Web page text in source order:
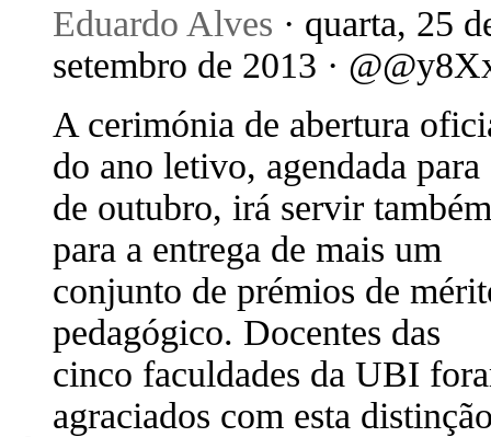
Eduardo Alves · quarta, 25
setembro de 2013 ·
A cerimónia de abertura
do ano letivo, agendada para
de outubro, irá servir também
para a entrega de mais um
conjunto de prémios de
pedagógico. Docentes das
cinco faculdades da UBI
agraciados com esta